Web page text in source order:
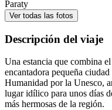
Ver todas las fotos
Descripción del viaje
Una estancia que combina
encantadora pequeña
Humanidad por la Unesco,
lugar idílico para unos días
más hermosas de la región.